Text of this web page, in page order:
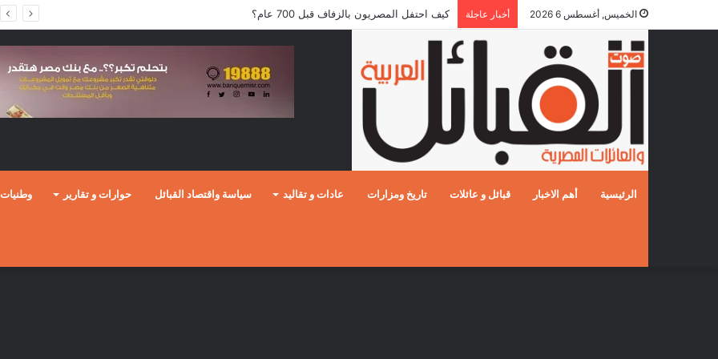
الخميس, أغسطس 6 2026 أخبار عاجلة كيف احتفل المصريون بالزفاف قبل 700 عام؟
الرئيسية أهم الاخبار قبائل و عائلات تاريخ ومزارات عادات و تقاليد سياسة واقتصاد القبائل حوارات و تقارير وطنيات